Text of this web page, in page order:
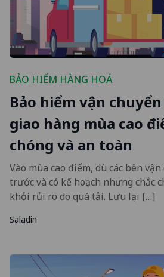
BẢO HIỂM HÀNG HOÁ
Bảo hiểm vận chuyển
giao hàng mùa cao
chóng và an toàn
Vào mùa cao điểm, dù các bên
trước và có kế hoạch nhưng chắc
khỏi rủi ro do quá tải. Lưu lại […]
Saladin